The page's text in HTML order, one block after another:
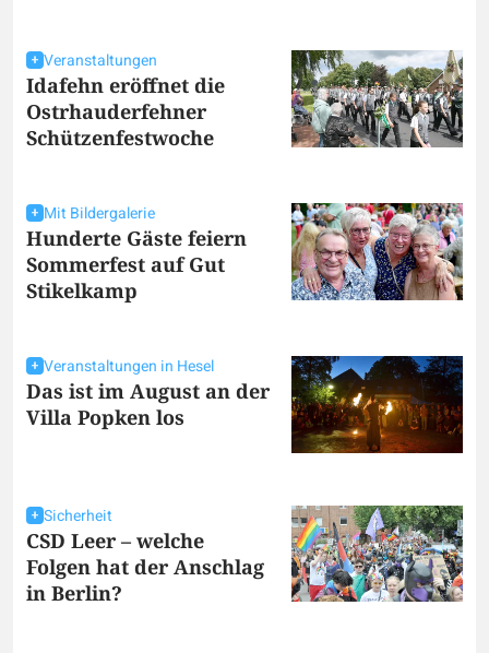
Veranstaltungen
Idafehn eröffnet die
Ostrhauderfehner
Schützenfestwoche
Mit Bildergalerie
Hunderte Gäste feiern
Sommerfest auf Gut
Stikelkamp
Veranstaltungen in Hesel
Das ist im August an der
Villa Popken los
Sicherheit
CSD Leer – welche
Folgen hat der Anschlag
in Berlin?